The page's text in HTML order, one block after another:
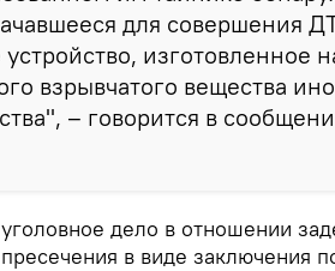
для совершения
изготовленное
взрывчатого вещества
– говорится в
дело в отношении
в виде заключения